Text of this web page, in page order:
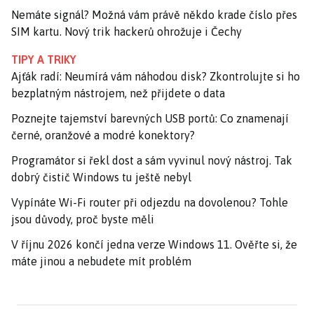
Nemáte signál? Možná vám právě někdo krade číslo přes
SIM kartu. Nový trik hackerů ohrožuje i Čechy
TIPY A TRIKY
Ajťák radí: Neumírá vám náhodou disk? Zkontrolujte si ho
bezplatným nástrojem, než přijdete o data
Poznejte tajemství barevných USB portů: Co znamenají
černé, oranžové a modré konektory?
Programátor si řekl dost a sám vyvinul nový nástroj. Tak
dobrý čistič Windows tu ještě nebyl
Vypínáte Wi-Fi router při odjezdu na dovolenou? Tohle
jsou důvody, proč byste měli
V říjnu 2026 končí jedna verze Windows 11. Ověřte si, že
máte jinou a nebudete mít problém